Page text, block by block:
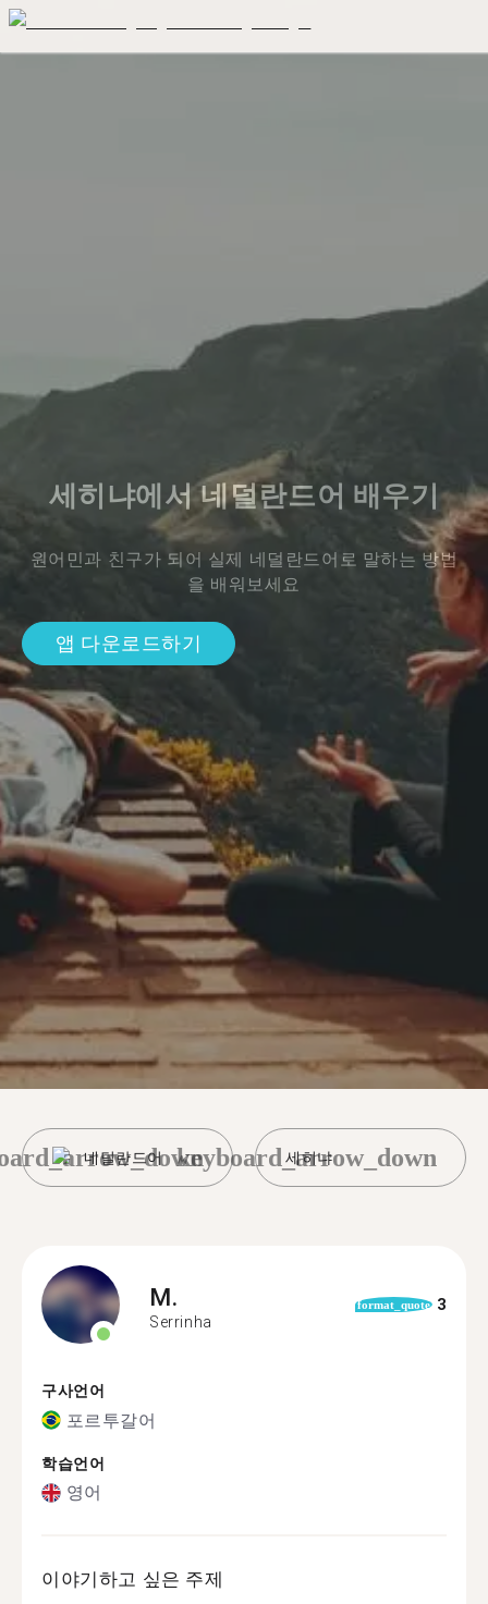
세히냐에서 네덜란드어 배우기
원어민과 친구가 되어 실제 네덜란드어로 말하는 방법
을 배워보세요
앱 다운로드하기
네덜란드어 세히냐
keyboard_arrow_down
M.
Serrinha
format_quote 3
구사언어
포르투갈어
학습언어
영어
이야기하고 싶은 주제